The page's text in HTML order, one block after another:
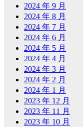
2024 年 9 月
2024 年 8 月
2024 年 7 月
2024 年 6 月
2024 年 5 月
2024 年 4 月
2024 年 3 月
2024 年 2 月
2024 年 1 月
2023 年 12 月
2023 年 11 月
2023 年 10 月